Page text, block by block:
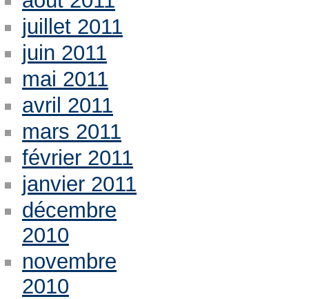
juillet 2011
juin 2011
mai 2011
avril 2011
mars 2011
février 2011
janvier 2011
décembre
2010
novembre
2010